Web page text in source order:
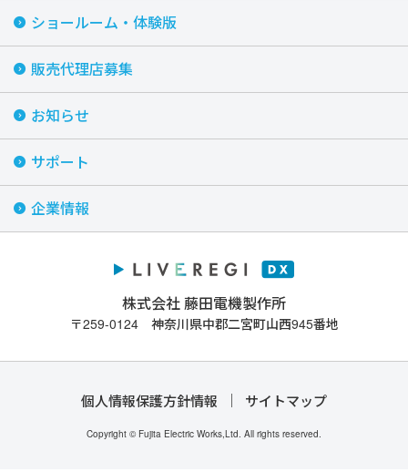
株式会社 藤田電機製作所
〒259-0124 神奈川県中郡二宮町山西945番地
ショールーム・体験版
販売代理店募集
お知らせ
サポート
企業情報
個人情報保護方針情報 サイトマップ
Copyright © Fujita Electric Works,Ltd. All rights reserved.